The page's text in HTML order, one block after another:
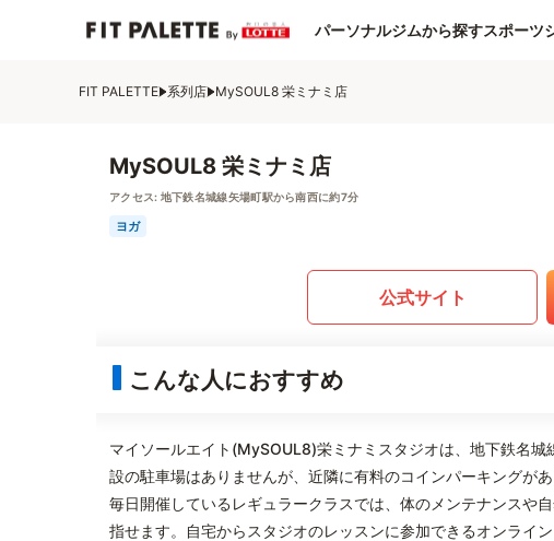
パーソナルジムから探すスポーツ
FIT PALETTE 系列店 MySOUL8 栄ミナミ店
MySOUL8 栄ミナミ店
アクセス: 地下鉄名城線矢場町駅から南西に約7分
ヨガ
公式サイト
こんな人におすすめ
マイソールエイト(MySOUL8)栄ミナミスタジオは、地下鉄名
設の駐車場はありませんが、近隣に有料のコインパーキングが
毎日開催しているレギュラークラスでは、体のメンテナンスや
指せます。自宅からスタジオのレッスンに参加できるオンライ